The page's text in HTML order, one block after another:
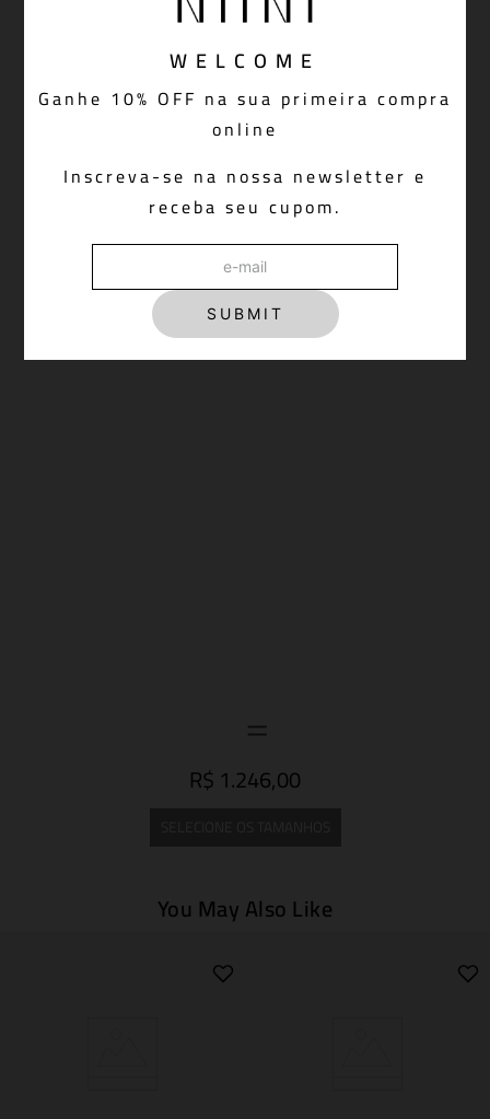
WELCOME
Ganhe 10% OFF na sua primeira compra
online
Inscreva-se na nossa newsletter e
receba seu cupom.
SUBMIT
Calça Cindy Denim Dark Blue
R$ 798,00
R$ 1.246,00
You May Also Like